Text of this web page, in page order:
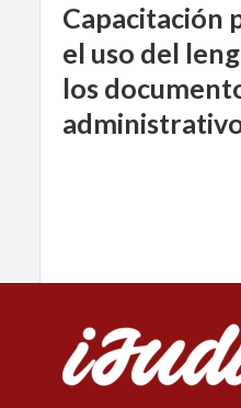
Capacitación
el uso del
los